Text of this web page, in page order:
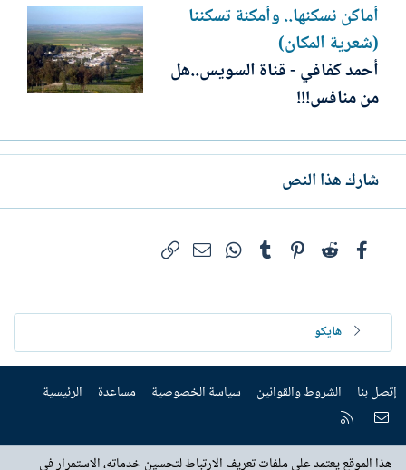
أماكن نسكنها.. وأمكنة تسكننا
(شعرية المكان)
أحمد كفافي - قناة السويس..هل
من منافس!!!
شارك هذا النص
فيسبوكReddit
Pinterest
Tumblr
WhatsAppالبريد الإلكتروني
هايكو
إتصل بنا الشروط والقوانين سياسة الخصوصية مساعدة الرئيسية
إتصل بنا
هذا الموقع يعتمد على ملفات تعريف الارتباط لتحسين خدماته، الاستمرار في